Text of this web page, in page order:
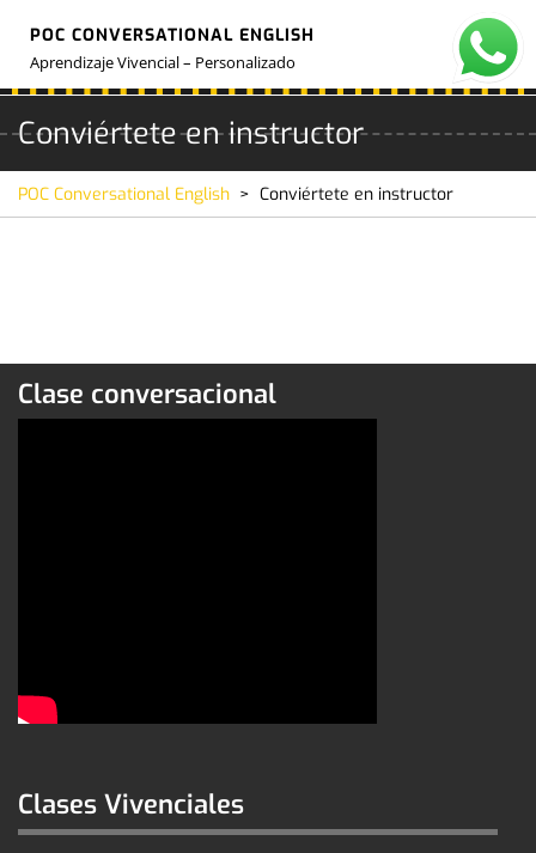
content
POC CONVERSATIONAL ENGLISH
Aprendizaje Vivencial – Personalizado
Conviértete en instructor
POC Conversational English > Conviértete en instructor
Clase conversacional
Clases Vivenciales